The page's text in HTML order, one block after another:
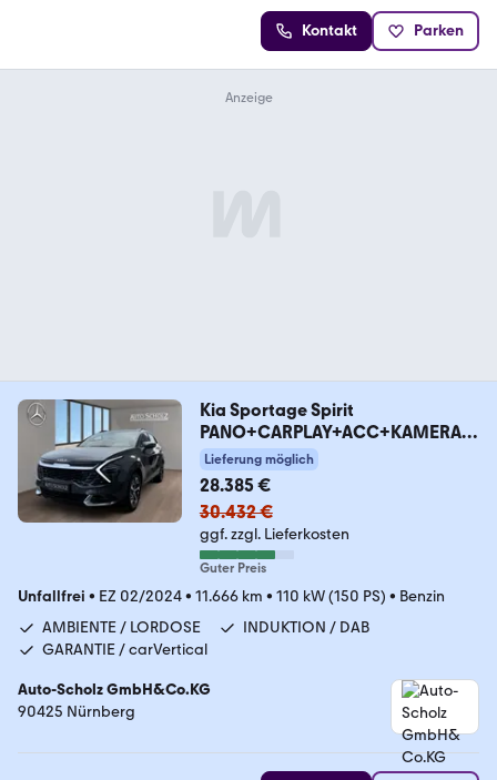
Kontakt Parken
Kia Sportage Spirit
PANO+CARPLAY+ACC+KAMERA+
LED+FLA+
Lieferung möglich
28.385 €
30.432 €
ggf. zzgl. Lieferkosten
Guter Preis
Unfallfrei • EZ 02/2024• 11.666 km • 110 kW (150 PS) • Benzin
AMBIENTE / LORDOSE
INDUKTION / DAB
GARANTIE / carVertical
Auto-Scholz GmbH&Co.KG
90425 Nürnberg